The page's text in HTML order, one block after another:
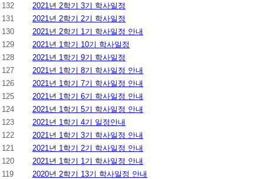
132
2021년 2학기 3기 학사일정
131
2021년 2학기 2기 학사일정
130
2021년 2학기 1기 학사일정 안내
129
2021년 1학기 10기 학사일정
128
2021년 1학기 9기 학사일정
127
2021년 1학기 8기 학사일정 안내
126
2021년 1학기 7기 학사일정 안내
125
2021년 1학기 6기 학사일정 안내
124
2021년 1학기 5기 학사일정 안내
123
2021년 1학기 4기 일정안내
122
2021년 1학기 3기 학사일정 안내
121
2021년 1학기 2기 학사일정 안내
120
2021년 1학기 1기 학사일정 안내
119
2020년 2학기 13기 학사일정 안내